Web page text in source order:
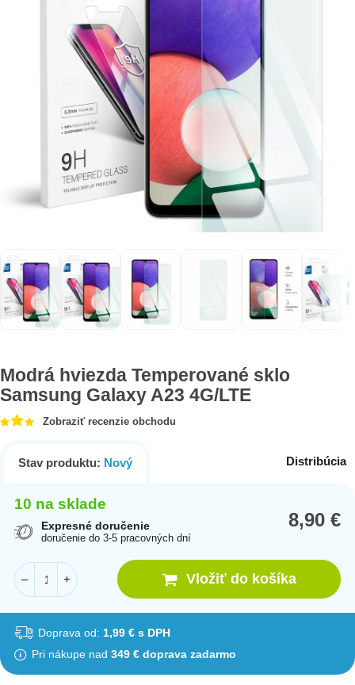
Modrá hviezda Temperované sklo
Samsung Galaxy A23 4G/LTE
Zobraziť recenzie obchodu
Stav produktu: Nový Distribúcia
10 na sklade
Expresné doručenie
doručenie do 3-5 pracovných dní
8,90€
– + Vložiť do košíka
Doprava od: 1,99 € s DPH
Pri nákupe nad 349 € doprava zadarmo